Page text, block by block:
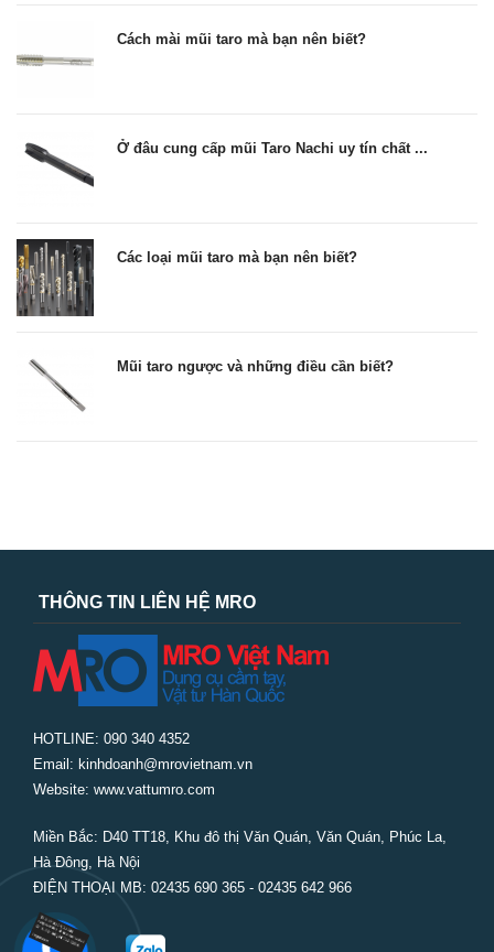
Cách mài mũi taro mà bạn nên biết?
Ở đâu cung cấp mũi Taro Nachi uy tín chất ...
Các loại mũi taro mà bạn nên biết?
Mũi taro ngược và những điều cần biết?
THÔNG TIN LIÊN HỆ MRO
HOTLINE: 090 340 4352
Email: kinhdoanh@mrovietnam.vn
Website: www.vattumro.com
Miền Bắc: D40 TT18, Khu đô thị Văn Quán, Văn Quán, Phúc La,
Hà Đông, Hà Nội
ĐIỆN THOẠI MB: 02435 690 365 - 02435 642 966